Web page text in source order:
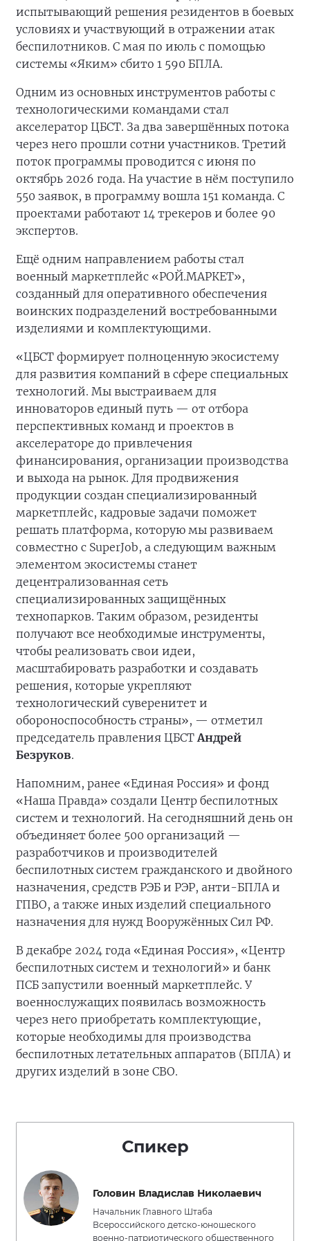
испытывающий решения резидентов в боевых
условиях и участвующий в отражении атак
беспилотников. С мая по июль с помощью
системы «Яким» сбито 1 590 БПЛА.
Одним из основных инструментов работы с
технологическими командами стал
акселератор ЦБСТ. За два завершённых потока
через него прошли сотни участников. Третий
поток программы проводится с июня по
октябрь 2026 года. На участие в нём поступило
550 заявок, в программу вошла 151 команда. С
проектами работают 14 трекеров и более 90
экспертов.
Ещё одним направлением работы стал
военный маркетплейс «РОЙ.МАРКЕТ»,
созданный для оперативного обеспечения
воинских подразделений востребованными
изделиями и комплектующими.
«ЦБСТ формирует полноценную экосистему
для развития компаний в сфере специальных
технологий. Мы выстраиваем для
инноваторов единый путь — от отбора
перспективных команд и проектов в
акселераторе до привлечения
финансирования, организации производства
и выхода на рынок. Для продвижения
продукции создан специализированный
маркетплейс, кадровые задачи поможет
решать платформа, которую мы развиваем
совместно с SuperJob, а следующим важным
элементом экосистемы станет
децентрализованная сеть
специализированных защищённых
технопарков. Таким образом, резиденты
получают все необходимые инструменты,
чтобы реализовать свои идеи,
масштабировать разработки и создавать
решения, которые укрепляют
технологический суверенитет и
обороноспособность страны», — отметил
председатель правления ЦБСТАндрей
Безруков.
Напомним, ранее «Единая Россия» и фонд
«Наша Правда» создали Центр беспилотных
систем и технологий. На сегодняшний день он
объединяет более 500 организаций —
разработчиков и производителей
беспилотных систем гражданского и двойного
назначения, средств РЭБ и РЭР, анти-БПЛА и
ГПВО, а также иных изделий специального
назначения для нужд Вооружённых Сил РФ.
В декабре 2024 года «Единая Россия», «Центр
беспилотных систем и технологий» и банк
ПСБ запустили военный маркетплейс. У
военнослужащих появилась возможность
через него приобретать комплектующие,
которые необходимы для производства
беспилотных летательных аппаратов (БПЛА) и
других изделий в зоне СВО.
Спикер
Головин Владислав Николаевич
Начальник Главного Штаба
Всероссийского детско-юношеского
военно-патриотического общественного